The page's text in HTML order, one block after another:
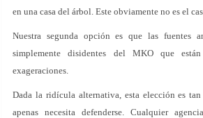
en una casa del árbol. Este obviamente no es el
Nuestra segunda opción es que las fuentes
simplemente disidentes del MKO que
exageraciones.
Dada la ridícula alternativa, esta elección es
apenas necesita defenderse. Cualquier